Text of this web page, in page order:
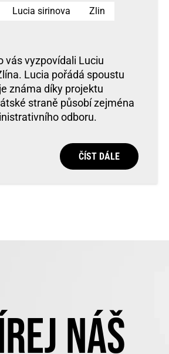
Lucia sirinova
Zlin
vás vyzpovídali Luciu
Lucia pořádá spoustu
známa díky projektu
straně působí zejména
odboru.
ČÍST DÁLE
NÁŠ